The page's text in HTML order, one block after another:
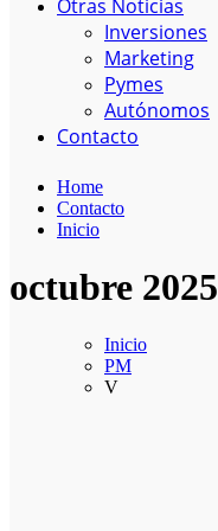
Otras Noticias
Inversiones
Marketing
Pymes
Autónomos
Contacto
Home
Contacto
Inicio
octubre 2025
Inicio
PM
V